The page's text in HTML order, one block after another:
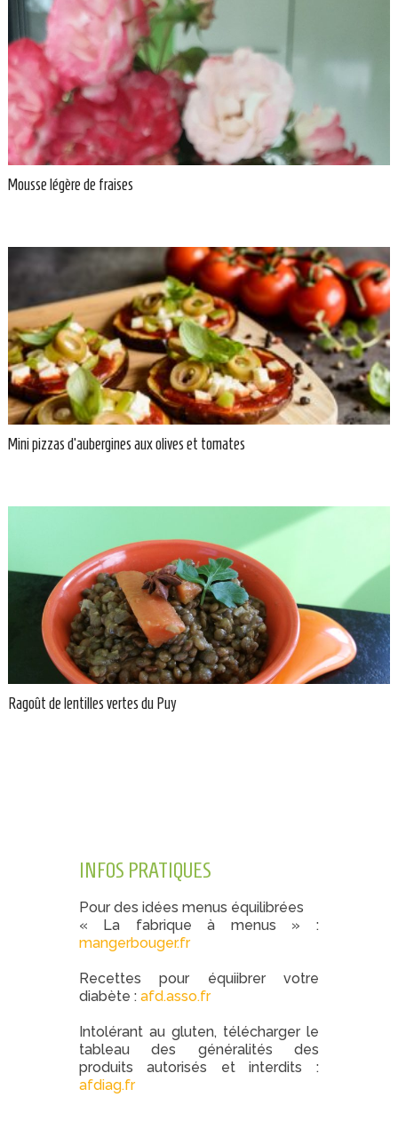
Mousse légère de fraises
Mini pizzas d’aubergines aux olives et tomates
Ragoût de lentilles vertes du Puy
INFOS PRATIQUES
Pour des idées menus équilibrées
« La fabrique à menus » :
mangerbouger.fr
Recettes pour équiibrer votre
diabète : afd.asso.fr
Intolérant au gluten, télécharger le
tableau des généralités des
produits autorisés et interdits :
afdiag.fr